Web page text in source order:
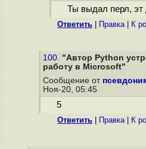
Ты выдал перл, эт
Ответить Правка| К
100. "Автор Python
работу в Microsoft"
Сообщение от
Ноя-20, 05:45
5
Ответить Правка| К